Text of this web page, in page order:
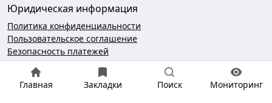
Главная Закладки Поиск Мониторинг
Юридическая информация
Политика конфиденциальности
Пользовательское соглашение
Безопасность платежей
Чат поддержки
hello@gramotool.ru